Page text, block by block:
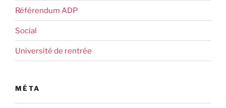
Référendum ADP
Social
Université de rentrée
MÉTA